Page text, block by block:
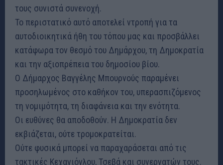
τους συνιστά συνενοχή.
Το περιστατικό αυτό αποτελεί ντροπή για τα
αυτοδιοικητικά ήθη του τόπου μας και προσβάλλει
κατάφωρα τον θεσμό του Δημάρχου, τη Δημοκρατία
και την αξιοπρέπεια του δημοσίου βίου.
Ο Δήμαρχος Βαγγέλης Μπουρνούς παραμένει
προσηλωμένος στο καθήκον του, υπερασπιζόμενος
τη νομιμότητα, τη διαφάνεια και την ενότητα.
Οι ευθύνες θα αποδοθούν. Η Δημοκρατία δεν
εκβιάζεται, ούτε τρομοκρατείται.
Ούτε φυσικά μπορεί να παραχαράσεται από τις
τακτικές Κεχαγιόγλου, Τσεβά και συνεργατών τους.